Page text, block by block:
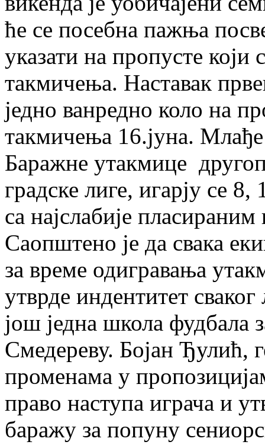
ће се посебна пажња
указати на пропусте
такмичења. Наставак
једно ванредно коло на
такмичења 16.јуна. Млађе
Баражне утакмице
градске лиге, игарју се 8,
са најслабије
Саопштено је да свака
за време одигравања
утврде индентитет
још једна школа
Смедереву. Бојан Ђулић,
променама у
право наступа играча и
баражу за попуну